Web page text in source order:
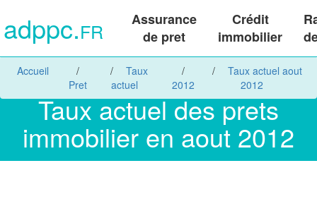
adppc.FR
Assurance
de pret
Crédit
immobilier
Accueil
Pret
Taux
actuel
2012
Taux actuel aout
2012
Taux actuel des prets
immobilier en aout 2012